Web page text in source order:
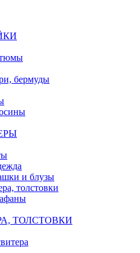
бермуды
и блузы
толстовки
ТОЛСТОВКИ